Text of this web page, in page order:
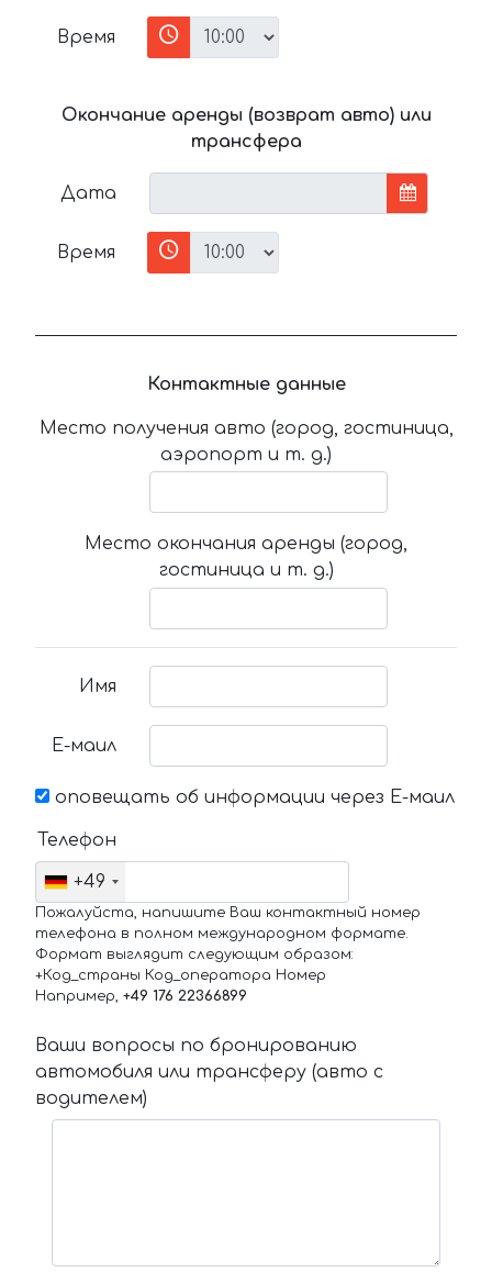
Время
Окончание аренды (возврат авто) или
трансфера
Дата
Время
Контактные данные
Место получения авто (город, гостиница,
аэропорт и т. д.)
Место окончания аренды (город,
гостиница и т. д.)
Имя
Е-маил
оповещать об информации через Е-маил
Телефон
+49
Пожалуйста, напишите Ваш контактный номер
телефона в полном международном формате.
Формат выглядит следующим образом:
+Код_страны Код_оператора Номер
Например, +49 176 22366899
Ваши вопросы по бронированию
автомобиля или трансферу (авто с
водителем)